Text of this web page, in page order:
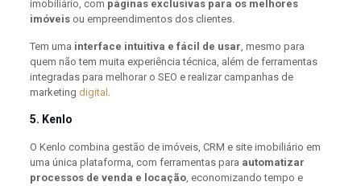
imobiliário, com páginas exclusivas para os melhores
imóveis ou empreendimentos dos clientes.
Tem uma interface intuitiva e fácil de usar, mesmo para
quem não tem muita experiência técnica, além de ferramentas
integradas para melhorar o SEO e realizar campanhas de
marketing digital .
5. Kenlo
O Kenlo combina gestão de imóveis, CRM e site imobiliário em
uma única plataforma, com ferramentas para automatizar
processos de venda e locação, economizando tempo e